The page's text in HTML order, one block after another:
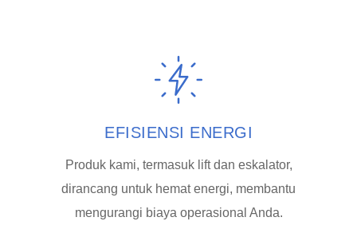
EFISIENSI ENERGI
Produk kami, termasuk lift dan eskalator,
dirancang untuk hemat energi, membantu
mengurangi biaya operasional Anda.